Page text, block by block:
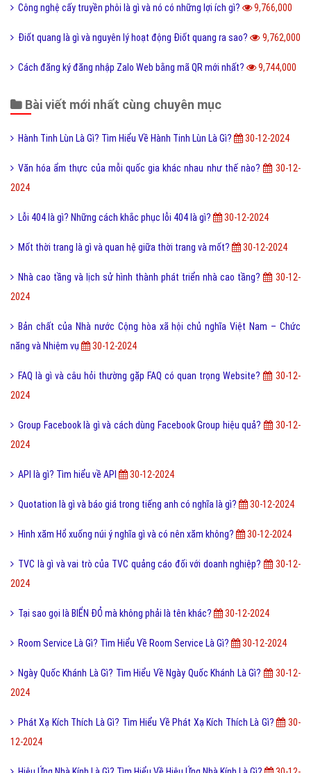
Công nghệ cấy truyền phôi là gì và nó có những lợi ích gì? 9,766,000
Điốt quang là gì và nguyên lý hoạt động Điốt quang ra sao? 9,762,000
Cách đăng ký đăng nhập Zalo Web bằng mã QR mới nhất? 9,744,000
Bài viết mới nhất cùng chuyên mục
Hành Tinh Lùn Là Gì? Tìm Hiểu Về Hành Tinh Lùn Là Gì? 30-12-2024
Văn hóa ẩm thực của mỗi quốc gia khác nhau như thế nào?
30-12-
2024
Lỗi 404 là gì? Những cách khắc phục lỗi 404 là gì? 30-12-2024
Mốt thời trang là gì và quan hệ giữa thời trang và mốt? 30-12-2024
Nhà cao tầng và lịch sử hình thành phát triển nhà cao tầng?
30-12-
2024
Bản chất của Nhà nước Cộng hòa xã hội chủ nghĩa Việt Nam – Chức
năng và Nhiệm vụ
30-12-2024
FAQ là gì và câu hỏi thường gặp FAQ có quan trọng Website?
30-12-
2024
Group Facebook là gì và cách dùng Facebook Group hiệu quả?
30-12-
2024
API là gì? Tìm hiểu về API 30-12-2024
Quotation là gì và báo giá trong tiếng anh có nghĩa là gì? 30-12-2024
Hình xăm Hổ xuống núi ý nghĩa gì và có nên xăm không? 30-12-2024
TVC là gì và vai trò của TVC quảng cáo đối với doanh nghiệp?
30-12-
2024
Tại sao gọi là BIỂN ĐỎ mà không phải là tên khác? 30-12-2024
Room Service Là Gì? Tìm Hiểu Về Room Service Là Gì? 30-12-2024
Ngày Quốc Khánh Là Gì? Tìm Hiểu Về Ngày Quốc Khánh Là Gì?
30-12-
2024
Phát Xạ Kích Thích Là Gì? Tìm Hiểu Về Phát Xạ Kích Thích Là Gì?
30-
12-2024